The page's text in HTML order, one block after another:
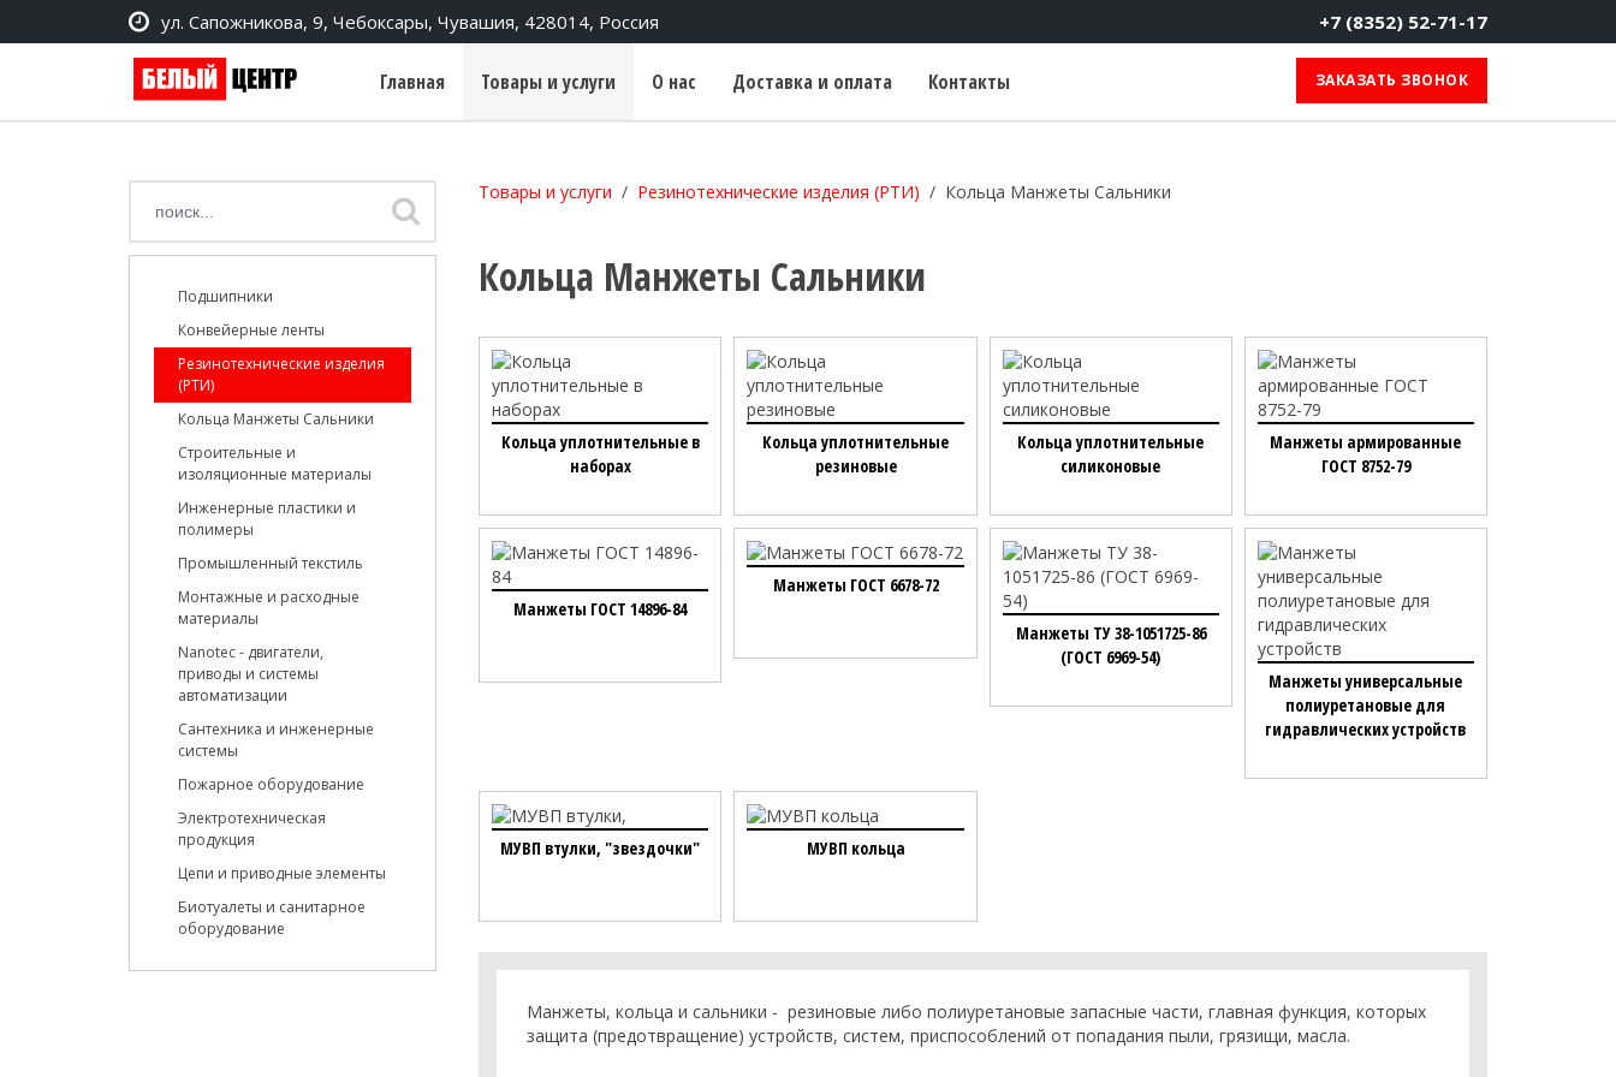
ул. Сапожникова, 9, Чебоксары, Чувашия, 428014, Россия +7 (8352) 52-71-17
Главная Товары и услуги О нас Доставка и оплата Контакты ЗАКАЗАТЬ ЗВОНОК
Подшипники
Конвейерные ленты
Резинотехнические изделия
(РТИ)
Кольца Манжеты Сальники
Строительные и
изоляционные материалы
Инженерные пластики и
полимеры
Промышленный текстиль
Монтажные и расходные
материалы
Nanotec - двигатели,
приводы и системы
автоматизации
Сантехника и инженерные
системы
Пожарное оборудование
Электротехническая
продукция
Цепи и приводные элементы
Биотуалеты и санитарное
оборудование
Товары и услуги Резинотехнические изделия (РТИ) Кольца Манжеты Сальники
Кольца Манжеты Сальники
Кольца уплотнительные в
наборах
Кольца уплотнительные
резиновые
Кольца уплотнительные
силиконовые
Манжеты армированные
ГОСТ 8752-79
Манжеты ГОСТ 14896-84
Манжеты ГОСТ 6678-72
Манжеты ТУ 38-1051725-86
(ГОСТ 6969-54)
Манжеты универсальные
полиуретановые для
гидравлических устройств
МУВП втулки, "звездочки" МУВП кольца
Манжеты, кольца и сальники - резиновые либо полиуретановые запасные части, главная функция, которых
защита (предотвращение) устройств, систем, приспособлений от попадания пыли, грязищи, масла.